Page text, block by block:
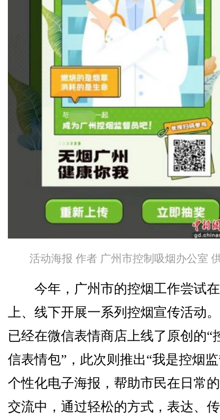
活动海报 作者 广州市控制吸烟办公室
今年，广州市的控烟工作尝试
上、线下开展一系列控烟宣传活动
已经在微信表情商店上线了原创的“
信表情包”，此次则推出“我是控烟
个性化电子海报，帮助市民在日常
交流中，通过轻松的方式，表达、